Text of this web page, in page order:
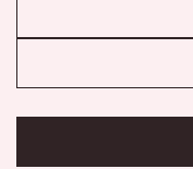
Sledovat na Instagramu